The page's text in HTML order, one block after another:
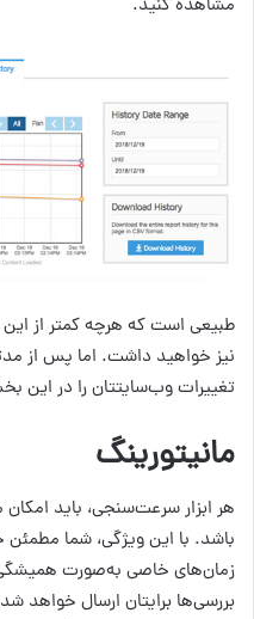
مشاهده کنید.
طبیعی است که هرچه کمتر از این
نیز خواهید داشت. اما پس از
تغییرات وب‌سایتتان را در این
مانیتورینگ
هر ابزار سرعت‌سنجی، باید
باشد. با این ویژگی، شما
زمان‌های خاصی به‌صورت
بررسی‌ها برایتان ارسال خواهد